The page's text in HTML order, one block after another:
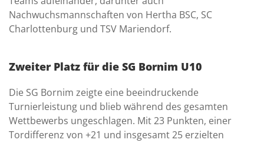
Nachwuchsmannschaften von Hertha BSC, SC
Charlottenburg und TSV Mariendorf.
Zweiter Platz für die SG Bornim U10
Die SG Bornim zeigte eine beeindruckende
Turnierleistung und blieb während des gesamten
Wettbewerbs ungeschlagen. Mit 23 Punkten, einer
Tordifferenz von +21 und insgesamt 25 erzielten